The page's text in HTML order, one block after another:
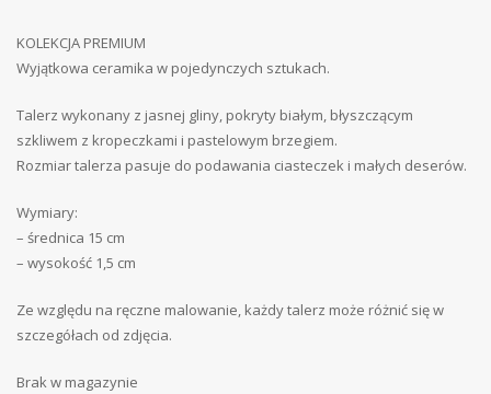
KOLEKCJA PREMIUM
Wyjątkowa ceramika w pojedynczych sztukach.
Talerz wykonany z jasnej gliny, pokryty białym, błyszczącym
szkliwem z kropeczkami i pastelowym brzegiem.
Rozmiar talerza pasuje do podawania ciasteczek i małych deserów.
Wymiary:
– średnica 15 cm
– wysokość 1,5 cm
Ze względu na ręczne malowanie, każdy talerz może różnić się w
szczegółach od zdjęcia.
Brak w magazynie